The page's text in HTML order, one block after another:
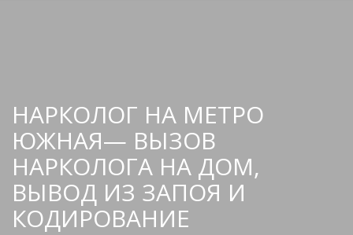
НАРКОЛОГ НА МЕТРО
ЮЖНАЯ— ВЫЗОВ
НАРКОЛОГА НА ДОМ,
ВЫВОД ИЗ ЗАПОЯ И
КОДИРОВАНИЕ